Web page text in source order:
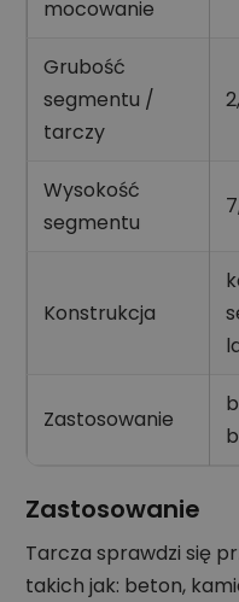
mocowanie
Grubość
segmentu /
tarczy
Wysokość
segmentu
Konstrukcja
Zastosowanie
Zastosowanie
Tarcza sprawdzi się
takich jak: beton,